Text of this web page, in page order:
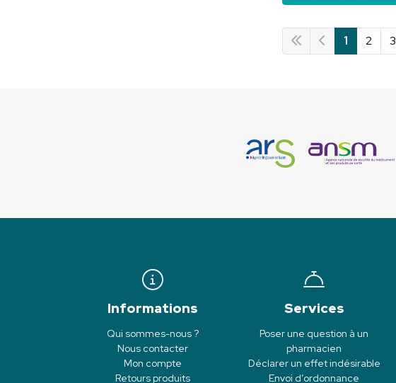
1 2 3
Informations
Qui sommes-nous ?
Nous contacter
Mon compte
Retours produits
Services
Poser une question à un
pharmacien
Déclarer un effet indésirable
Envoi d’ordonnance